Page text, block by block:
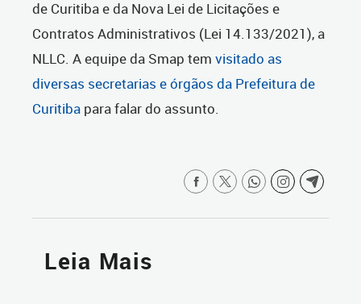
de Curitiba e da Nova Lei de Licitações e
Contratos Administrativos (Lei 14.133/2021), a
NLLC. A equipe da Smap tem visitado as
diversas secretarias e órgãos da Prefeitura de
Curitiba para falar do assunto.
Leia Mais